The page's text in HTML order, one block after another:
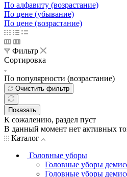
По алфавиту (возрастание)
По цене (убывание)
По цене (возрастание)
Фильтр
Сортировка
По популярности (возрастание)
Очистить фильтр
Показать
К сожалению, раздел пуст
В данный момент нет активных
Каталог
Головные уборы
Головные уборы
Головные уборы